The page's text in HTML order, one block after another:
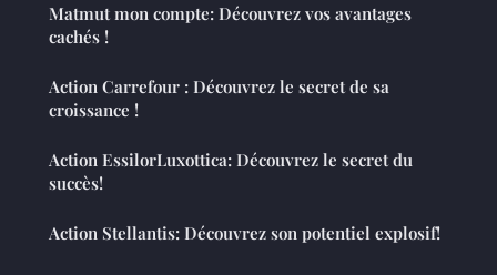
Matmut mon compte: Découvrez vos avantages
cachés !
Action Carrefour : Découvrez le secret de sa
croissance !
Action EssilorLuxottica: Découvrez le secret du
succès!
Action Stellantis: Découvrez son potentiel explosif!